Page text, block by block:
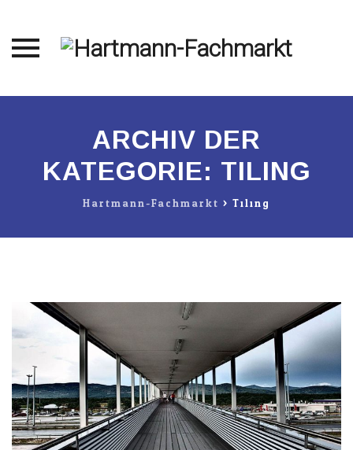
ARCHIV DER
KATEGORIE: TILING
Hartmann-Fachmarkt > Tiling